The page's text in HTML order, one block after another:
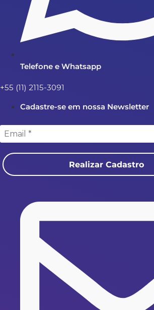
Telefone e Whatsapp
+55 (11) 2115-3091
Cadastre-se em nossa Newsletter
Realizar Cadastro